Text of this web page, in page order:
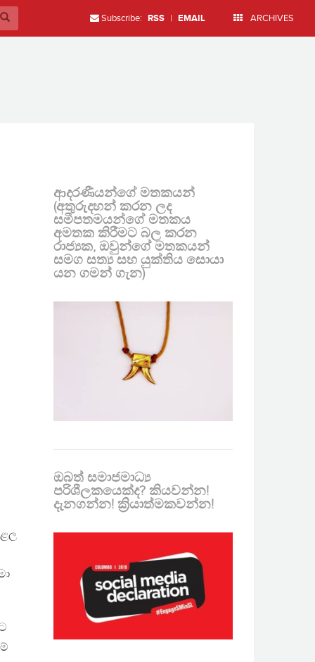
Subscribe: RSS | EMAIL ARCHIVES
ආදරණීයන්ගේ මතකයන්
(අතුරුදහන් කරන ලද
සමීපතමයන්ගේ මතකය
අමතක කිරීමට බල කරන
රාජ්‍යක, ඔවුන්ගේ මතකයන්
සමග සත්‍ය සහ යුක්තිය සොයා
යන ගමන් ගැන)
ඔබත් සමාජමාධ්‍ය
පරිශීලකයෙක්ද? කියවන්න!
දැනගන්න! ක්‍රියාත්මකවන්න!